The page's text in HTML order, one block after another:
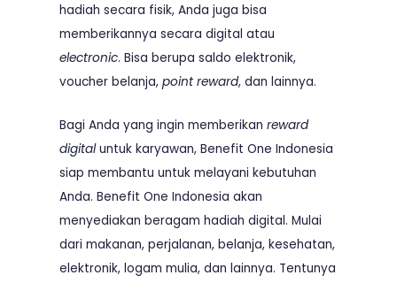
hadiah secara fisik, Anda juga bisa
memberikannya secara digital atau
electronic. Bisa berupa saldo elektronik,
voucher belanja, point reward, dan lainnya.
Bagi Anda yang ingin memberikan reward
digitaluntuk karyawan, Benefit One Indonesia
siap membantu untuk melayani kebutuhan
Anda. Benefit One Indonesia akan
menyediakan beragam hadiah digital. Mulai
dari makanan, perjalanan, belanja, kesehatan,
elektronik, logam mulia, dan lainnya. Tentunya